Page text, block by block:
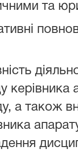
та
керівника
а також